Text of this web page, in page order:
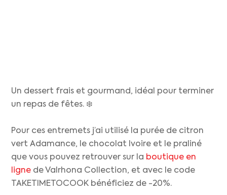
Un dessert frais et gourmand, idéal pour terminer
un repas de fêtes. ❄️
Pour ces entremets j’ai utilisé la purée de citron
vert Adamance, le chocolat Ivoire et le praliné
que vous pouvez retrouver sur la boutique en
ligne de Valrhona Collection, et avec le code
TAKETIMETOCOOK bénéficiez de -20%.